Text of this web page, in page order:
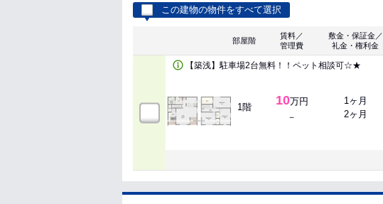
この建物の物件をすべて選択
部屋階
賃料／
管理費
敷金・保証金／
礼金・権利金
【築浅】駐車場2台無料！！ペット相談可☆★
1階 10万円
－
1ヶ月
2ヶ月